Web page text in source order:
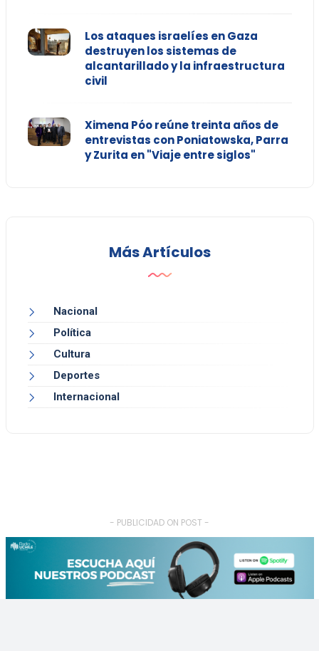
Los ataques israelíes en Gaza
destruyen los sistemas de
alcantarillado y la infraestructura
civil
Ximena Póo reúne treinta años de
entrevistas con Poniatowska, Parra
y Zurita en "Viaje entre siglos"
Más Artículos
Nacional
Política
Cultura
Deportes
Internacional
- PUBLICIDAD ON POST -